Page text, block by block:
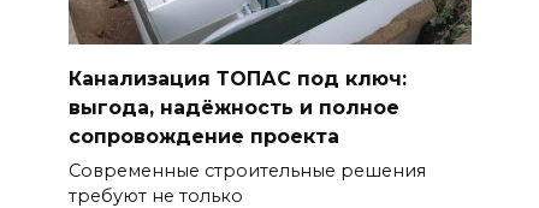
Канализация ТОПАС под ключ:
выгода, надёжность и полное
сопровождение проекта
Современные строительные решения
требуют не только